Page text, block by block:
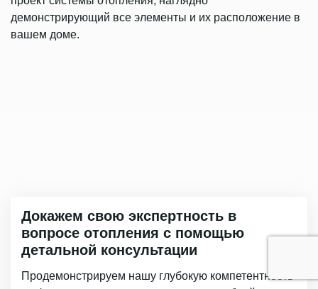
демонстрирующий все элементы и их расположение в
вашем доме.
Докажем свою экспертность в
вопросе отопления с помощью
детальной консультации
Продемонстрируем нашу глубокую компетентность